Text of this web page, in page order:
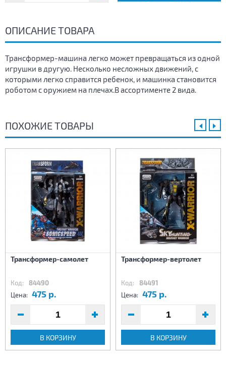
ОПИСАНИЕ ТОВАРА
Трансформер-машина легко может превращаться из одной
игрушки в другую. Несколько несложных движений, с
которыми легко справится ребенок, и машинка становится
роботом с оружием на плечах.В ассортименте 2 вида.
ПОХОЖИЕ ТОВАРЫ
Трансформер-самолет
Код: 84490
Цена: 475 р.
В КОРЗИНУ
Трансформер-вертолет
Код: 84491
Цена: 475 р.
В КОРЗИНУ